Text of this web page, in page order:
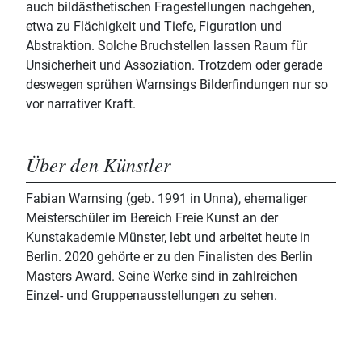
auch bildästhetischen Fragestellungen nachgehen,
etwa zu Flächigkeit und Tiefe, Figuration und
Abstraktion. Solche Bruchstellen lassen Raum für
Unsicherheit und Assoziation. Trotzdem oder gerade
deswegen sprühen Warnsings Bilderfindungen nur so
vor narrativer Kraft.
Über den Künstler
Fabian Warnsing (geb. 1991 in Unna), ehemaliger
Meisterschüler im Bereich Freie Kunst an der
Kunstakademie Münster, lebt und arbeitet heute in
Berlin. 2020 gehörte er zu den Finalisten des Berlin
Masters Award. Seine Werke sind in zahlreichen
Einzel- und Gruppenausstellungen zu sehen.